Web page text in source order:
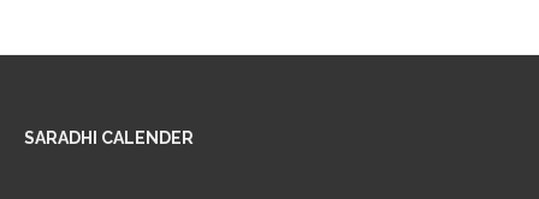
SARADHI CALENDER